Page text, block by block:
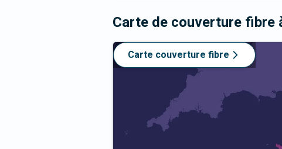
Carte de couverture fibre
Carte couverture fibre